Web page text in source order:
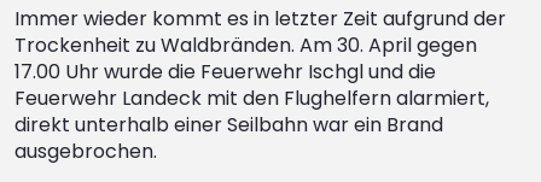
Immer wieder kommt es in letzter Zeit aufgrund der
Trockenheit zu Waldbränden. Am 30. April gegen
17.00 Uhr wurde die Feuerwehr Ischgl und die
Feuerwehr Landeck mit den Flughelfern alarmiert,
direkt unterhalb einer Seilbahn war ein Brand
ausgebrochen.